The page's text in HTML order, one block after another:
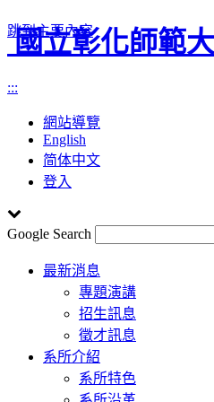
跳到主要內容
國立彰化師範
:::
網站導覽
English
简体中文
登入
Google Search
Toggle
navigation
最新消息
專題演講
招生訊息
徵才訊息
系所介紹
系所特色